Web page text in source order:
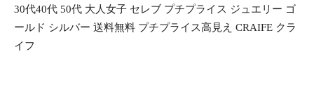
30代40代 50代 大人女子 セレブ プチプライス ジュエリー ゴ
ールド シルバー 送料無料 プチプライス高見え CRAIFE クラ
イフ